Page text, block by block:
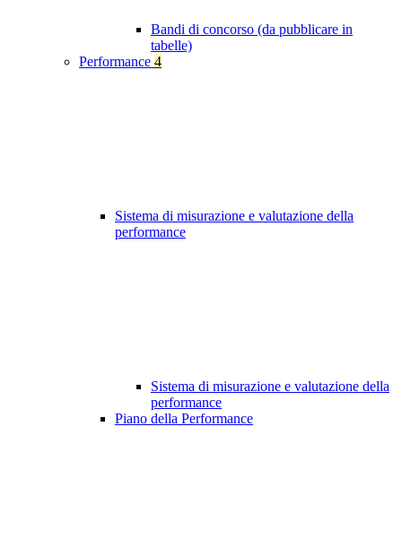
Bandi di concorso (da pubblicare in
tabelle)
Performance 4
Sistema di misurazione e valutazione della
performance
Sistema di misurazione e valutazione della
performance
Piano della Performance